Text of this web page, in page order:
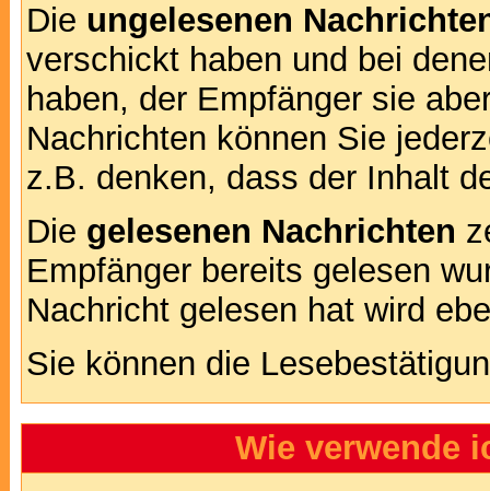
Die ungelesenen
verschickt haben und bei
haben, der Empfänger sie
Nachrichten können Sie
z.B. denken, dass der Inhalt
Die gelesenen Nachrichten
Empfänger bereits gelesen
Nachricht gelesen hat wird
Sie können die
Wie verwende